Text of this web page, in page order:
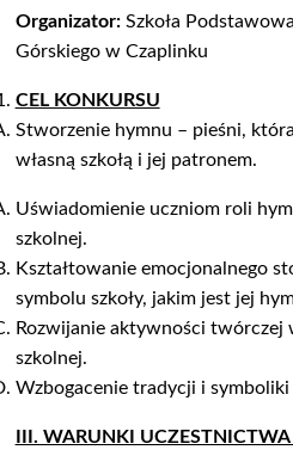
Organizator:Szkoła
Górskiego w Czaplinku
CEL KONKURSU
Stworzenie hymnu – pieśni,
własną szkołą i jej patronem.
Uświadomienie uczniom roli
szkolnej.
Kształtowanie emocjonalnego
symbolu szkoły, jakim jest jej
Rozwijanie aktywności twórczej
szkolnej.
Wzbogacenie tradycji i symboliki
III. WARUNKI